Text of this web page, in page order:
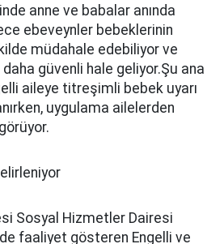
anne ve babalar anında
ebeveynler bebeklerinin
müdahale edebiliyor ve
güvenli hale geliyor.Şu ana
aileye titreşimli bebek uyarı
uygulama ailelerden
Sosyal Hizmetler Dairesi
faaliyet gösteren Engelli ve